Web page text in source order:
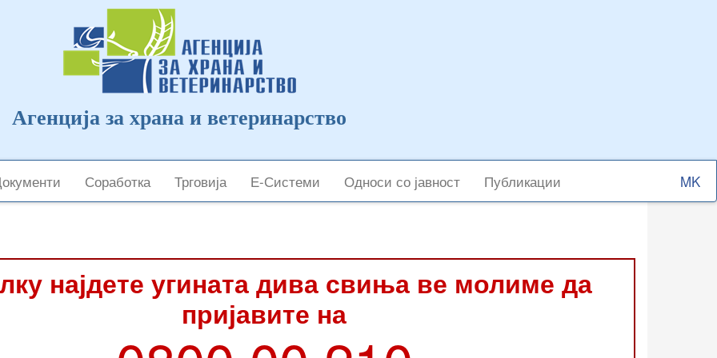
Агенција за храна и ветеринарство
Соработка Трговија Е-Системи Односи со јавност Публикации
Select
your
најдете угината дива свиња ве молиме да
пријавите на